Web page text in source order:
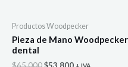
$143.000.$128.000.
Productos Woodpecker
Pieza de Mano
dental
$65.000El
$53.800El